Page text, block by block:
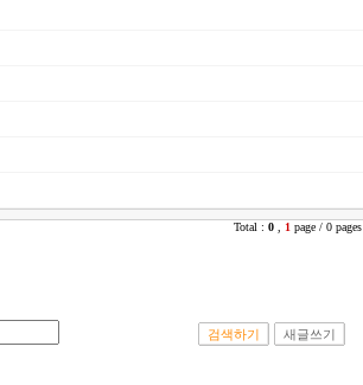
Total : 0 1 page / 0 pages
검색하기 새글쓰기